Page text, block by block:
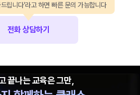
전화 상담하기
립니다'라고 하면 빠른 문의 가능합니다
끝나는 교육은 그만,